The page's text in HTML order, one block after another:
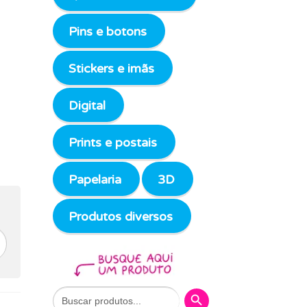
Pins e botons
Stickers e imãs
Digital
Prints e postais
Papelaria 3D
Produtos diversos
Search
for:
Search Button